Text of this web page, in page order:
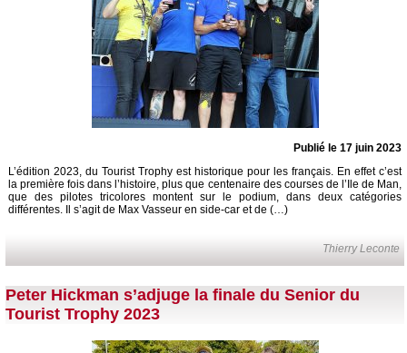
Publié le 17 juin 2023
L’édition 2023, du Tourist Trophy est historique pour les français. En effet c’est
la première fois dans l’histoire, plus que centenaire des courses de l’Ile de Man,
que des pilotes tricolores montent sur le podium, dans deux catégories
différentes. Il s’agit de Max Vasseur en side-car et de (…)
Thierry Leconte
Peter Hickman s’adjuge la finale du Senior du
Tourist Trophy 2023